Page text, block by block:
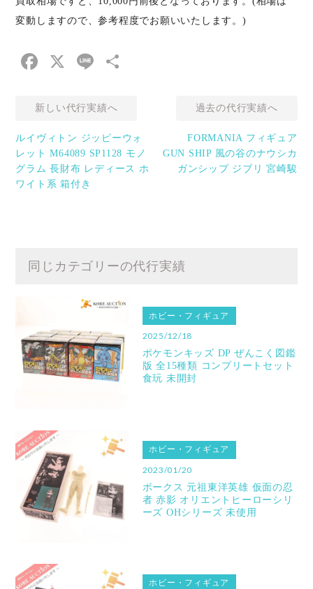
変動しますので、参考程度でお願いいたします。)
Facebook
X Line
新しい代行実績へ
ルイヴィトン ジッピーウォ
レット M64089 SP1128 モノ
グラム 長財布 レディース ホ
ワイト系 箱付き
過去の代行実績へ
FORMANIA フィギュア
GUN SHIP 風の谷のナウシカ
ガンシップ ジブリ 宮崎駿
同じカテゴリーの代行実績
ホビー・フィギュア
2025/12/18
ポケモンキッズ DP ぜんこく図鑑
版 全15種類 コンプリートセット
食玩 未開封
ホビー・フィギュア
2023/01/20
ボークス 元祖東洋英雄 仮面の忍
者 赤影 オリエントヒーローシリ
ーズ OHシリーズ 未使用
ホビー・フィギュア